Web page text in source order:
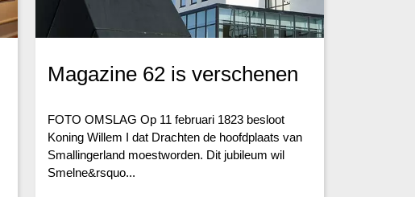
Magazine 62 is verschenen
FOTO OMSLAG Op 11 februari 1823 besloot
Koning Willem I dat Drachten de hoofdplaats van
Smallingerland moestworden. Dit jubileum wil
Smelne&rsquo...